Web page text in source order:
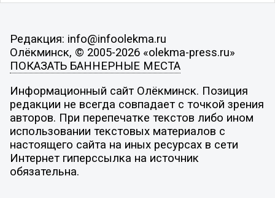
Редакция: info@infoolekma.ru
Олёкминск, © 2005-2026 «olekma-press.ru»
ПОКАЗАТЬ БАННЕРНЫЕ МЕСТА
Информационный сайт Олёкминск. Позиция
редакции не всегда совпадает с точкой зрения
авторов. При перепечатке текстов либо ином
использовании текстовых материалов с
настоящего сайта на иных ресурсах в сети
Интернет гиперссылка на источник
обязательна.